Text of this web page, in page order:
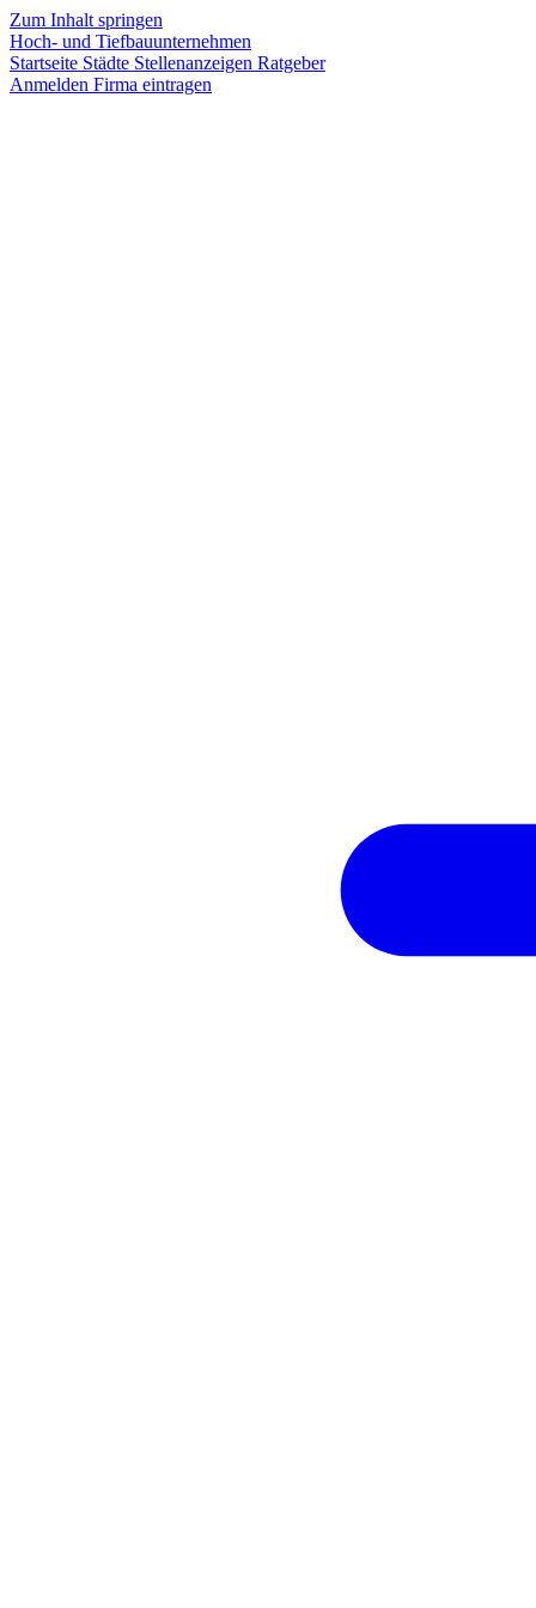
Zum Inhalt springen
Hoch- und Tiefbauunternehmen
Startseite Städte Stellenanzeigen Ratgeber
Anmelden Firma eintragen